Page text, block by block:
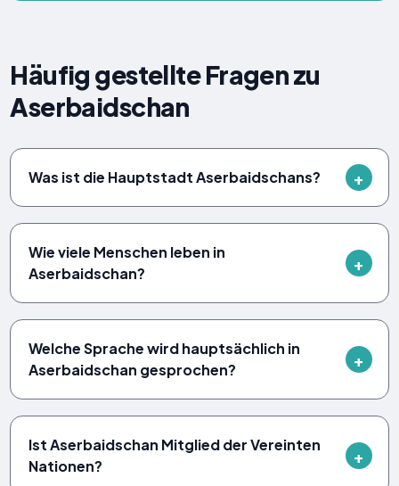
Häufig gestellte Fragen zu
Aserbaidschan
Was ist die Hauptstadt Aserbaidschans?
Wie viele Menschen leben in
Aserbaidschan?
Welche Sprache wird hauptsächlich in
Aserbaidschan gesprochen?
Ist Aserbaidschan Mitglied der Vereinten
Nationen?